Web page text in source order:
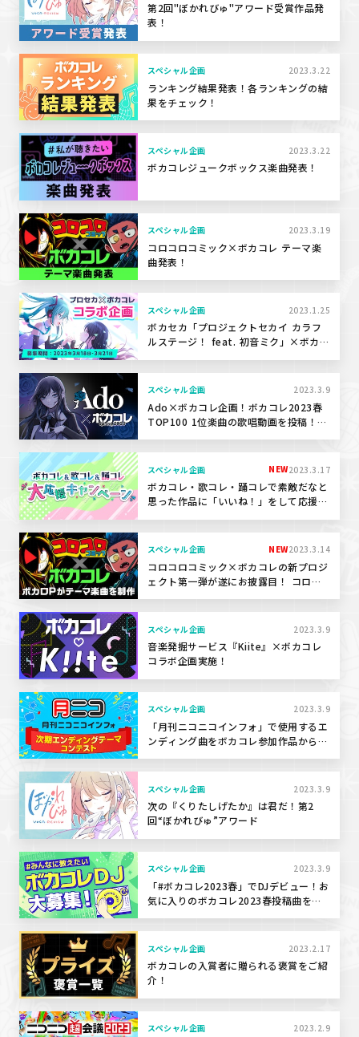
第2回"ぼかれびゅ"アワード受賞作品発
表！
スペシャル企画 2023.3.22
ランキング結果発表！各ランキングの結
果をチェック！
スペシャル企画 2023.3.22
ボカコレジュークボックス楽曲発表！
スペシャル企画 2023.3.19
コロコロコミック×ボカコレ テーマ楽
曲発表！
スペシャル企画 2023.1.25
ボカセカ「プロジェクトセカイ カラフ
ルステージ！ feat. 初音ミク」×ボカコ
スペシャル企画 2023.3.9
Ado×ボカコレ企画！ボカコレ2023春
TOP100 1位楽曲の歌唱動画を投稿！＆
に！
スペシャル企画 NEW2023.3.17
ボカコレ・歌コレ・踊コレで素敵だなと
思った作品に「いいね！」をして応援し
スペシャル企画 NEW2023.3.14
コロコロコミック×ボカコレの新プロジ
ェクト第一弾が遂にお披露目！ コロコ
ボカロPが楽曲を制作！
スペシャル企画 2023.3.9
音楽発掘サービス『Kiite』×ボカコレ
コラボ企画実施！
スペシャル企画 2023.3.9
「月刊ニコニコインフォ」で使用するエ
ンディング曲をボカコレ参加作品から決
スペシャル企画 2023.3.9
次の『くりたしげたか』は君だ！第2
回“ぼかれびゅ”アワード
スペシャル企画 2023.3.9
「#ボカコレ2023春」でDJデビュー！お
気に入りのボカコレ2023春投稿曲を生
う！！
スペシャル企画 2023.2.17
ボカコレの入賞者に贈られる褒賞をご紹
介！
スペシャル企画 2023.2.9